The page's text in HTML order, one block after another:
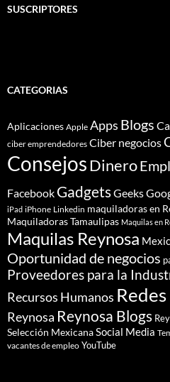
SUSCRIPTORES
CATEGORIAS
Aplicaciones Apple Apps Blogs
ciber emprendedores Ciber negocios
ConsejosDinero
Facebook GadgetsGeeks
iPad iPhone Linkedin maquiladoras en
Maquiladoras Tamaulipas Maquilas en
Maquilas Reynosa
Oportunidad de negocios
Proveedores para la
Recursos Humanos
Reynosa Reynosa Blogs
Selección MexicanaSocial Media
vacantes de empleo YouTube